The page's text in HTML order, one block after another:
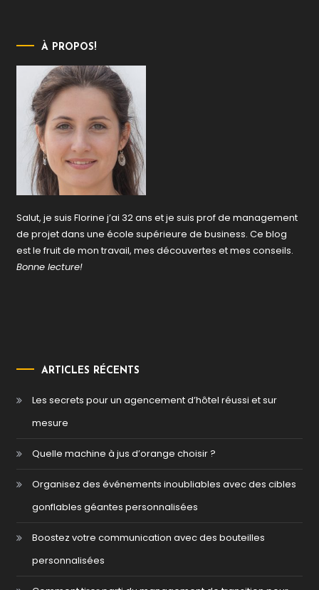
À PROPOS!
Salut, je suis Florine j’ai 32 ans et je suis prof de management
de projet dans une école supérieure de business. Ce blog
est le fruit de mon travail, mes découvertes et mes conseils.
Bonne lecture!
ARTICLES RÉCENTS
Les secrets pour un agencement d’hôtel réussi et sur
mesure
Quelle machine à jus d’orange choisir ?
Organisez des événements inoubliables avec des cibles
gonflables géantes personnalisées
Boostez votre communication avec des bouteilles
personnalisées